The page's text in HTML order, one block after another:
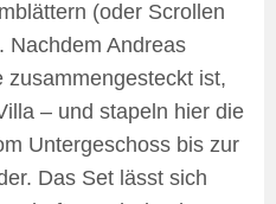
(oder Scrollen
Nachdem Andreas
ist,
– und stapeln hier die
Untergeschoss bis zur
Das Set lässt sich